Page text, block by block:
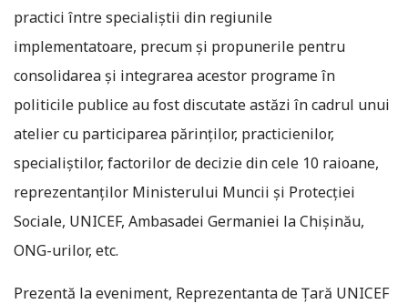
practici între specialiștii din regiunile
implementatoare, precum și propunerile pentru
consolidarea și integrarea acestor programe în
politicile publice au fost discutate astăzi în cadrul unui
atelier cu participarea părinților, practicienilor,
specialiștilor, factorilor de decizie din cele 10 raioane,
reprezentanților Ministerului Muncii și Protecției
Sociale, UNICEF, Ambasadei Germaniei la Chișinău,
ONG-urilor, etc.
Prezentă la eveniment, Reprezentanta de Țară UNICEF